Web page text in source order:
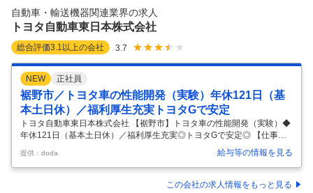
が重要となるポジション。 1）安全健康推進グループリーダーを常にサ
ポートし、グループ内の目標達成をけん引するために、パイプ役を担
自動車・輸送機器関連業界の求人
トヨタ自動車東日本株式会社
総合評価3.1 以上の会社 3.7
NEW 正社員
裾野市／トヨタ車の性能開発（実験）年休121日（基
本土日休）／福利厚生充実トヨタGで安定
トヨタ自動車東日本株式会社 【裾野市】トヨタ車の性能開発（実験）◆
年休121日（基本土日休）／福利厚生充実◎トヨタGで安定◎ 【仕事内
容】 【裾野市】トヨタ車の性能開発（実験）◆年休121日（基本土日
休）／福利厚生充実◎トヨタGで安定◎ 【具体的な仕事内容】 ～トヨタ
グループの中核企業／トヨタ車の性能企画・評価・保障をお任せ／開発
中の車両にも関われる／フレックス～ ■業務内容： トヨタ車の性能を企
提供：doda 給与等の情報を見る
この会社の求人情報をもっと見る